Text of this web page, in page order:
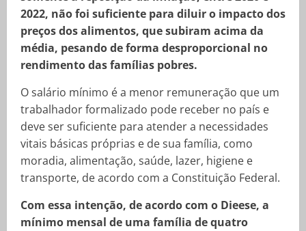
2022, não foi suficiente para diluir o impacto dos
preços dos alimentos, que subiram acima da
média, pesando de forma desproporcional no
rendimento das famílias pobres.
O salário mínimo é a menor remuneração que um
trabalhador formalizado pode receber no país e
deve ser suficiente para atender a necessidades
vitais básicas próprias e de sua família, como
moradia, alimentação, saúde, lazer, higiene e
transporte, de acordo com a Constituição Federal.
Com essa intenção, de acordo com o Dieese, a
mínimo mensal de uma família de quatro